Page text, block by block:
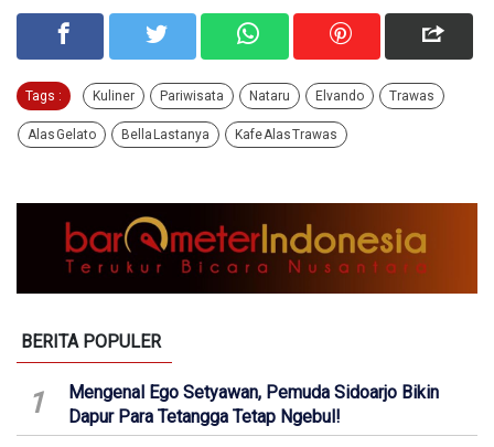
Tags : Kuliner Pariwisata Nataru Elvando Trawas
Alas Gelato Bella Lastanya Kafe Alas Trawas
BERITA POPULER
1
Mengenal Ego Setyawan, Pemuda Sidoarjo Bikin
Dapur Para Tetangga Tetap Ngebul!